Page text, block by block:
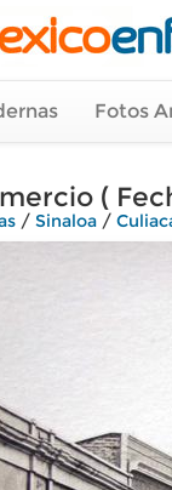
Fotos
(
/ Sinaloa /